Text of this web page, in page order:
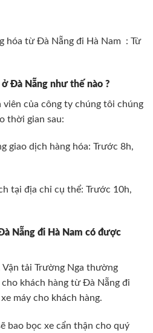
hóa từ Đà Nẵng đi Hà Nam : Từ
Đà Nẵng như thế nào ?
viên của công ty chúng tôi chúng
thời gian sau:
giao dịch hàng hóa: Trước 8h,
tại địa chỉ cụ thể: Trước 10h,
Nẵng đi Hà Nam có được
tải Trường Nga thường
khách hàng từ Đà Nẵng đi
máy cho khách hàng.
bao bọc xe cẩn thận cho quý